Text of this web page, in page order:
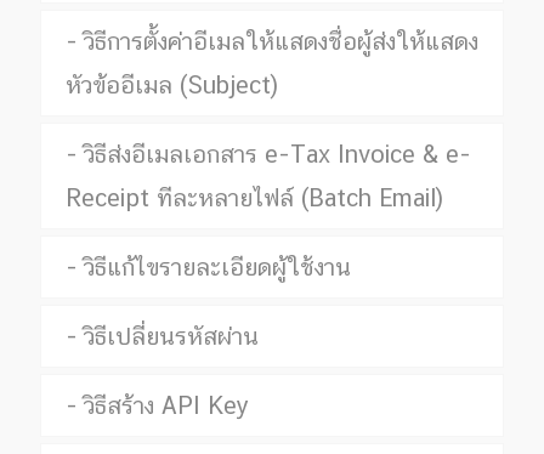
วิธีการตั้งค่าอีเมลให้แสดงชื่อผู้ส่งให้แสดง
หัวข้ออีเมล (Subject)
วิธีส่งอีเมลเอกสาร e-Tax Invoice & e-
Receipt ทีละหลายไฟล์ (Batch Email)
วิธีแก้ไขรายละเอียดผู้ใช้งาน
วิธีเปลี่ยนรหัสผ่าน
วิธีสร้าง API Key